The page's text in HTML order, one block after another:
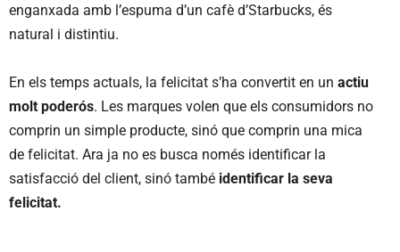
enganxada amb l’espuma d’un cafè d’Starbucks, és
natural i distintiu.
En els temps actuals, la felicitat s’ha convertit en un actiu
molt poderós. Les marques volen que els consumidors no
comprin un simple producte, sinó que comprin una mica
de felicitat. Ara ja no es busca només identificar la
satisfacció del client, sinó també identificar la seva
felicitat.